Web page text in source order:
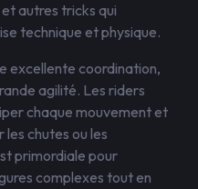
autres tricks qui
technique et physique.
excellente coordination,
agilité. Les riders
chaque mouvement et
chutes ou les
primordiale pour
complexes tout en